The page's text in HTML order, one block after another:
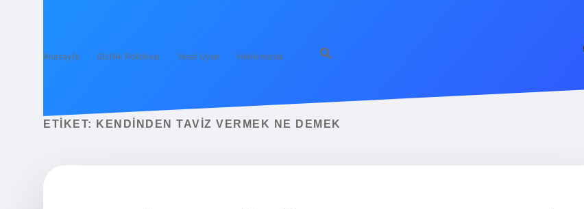
Anasayfa Gizlilik Politikası Yasal Uyarı Hakkımızda
ETIKET: KENDINDEN TAVIZ VERMEK NE DEMEK